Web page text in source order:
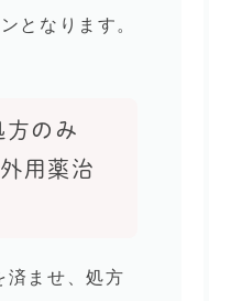
となります。
のみ
用薬治
済ませ、処方